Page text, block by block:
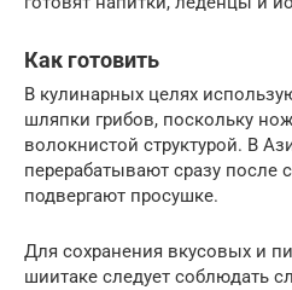
Как готовить
В кулинарных целях
шляпки грибов, поскольку
волокнистой структурой. В
перерабатывают сразу после
подвергают просушке.
Для сохранения вкусовых и
шиитаке следует соблюдать